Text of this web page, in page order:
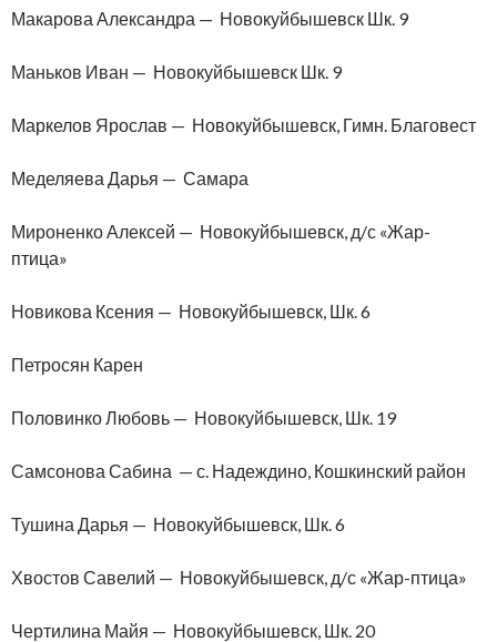
Макарова Александра — Новокуйбышевск Шк. 9
Маньков Иван — Новокуйбышевск Шк. 9
Маркелов Ярослав — Новокуйбышевск, Гимн. Благовест
Меделяева Дарья — Самара
Мироненко Алексей — Новокуйбышевск, д/с «Жар-
птица»
Новикова Ксения — Новокуйбышевск, Шк. 6
Петросян Карен
Половинко Любовь — Новокуйбышевск, Шк. 19
Самсонова Сабина — с. Надеждино, Кошкинский район
Тушина Дарья — Новокуйбышевск, Шк. 6
Хвостов Савелий — Новокуйбышевск, д/с «Жар-птица»
Чертилина Майя — Новокуйбышевск, Шк. 20